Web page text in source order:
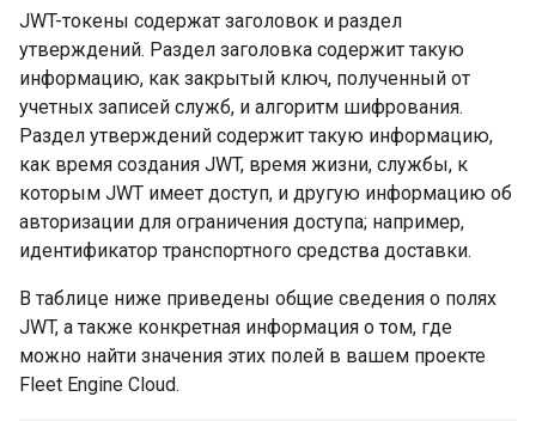
JWT-токены содержат заголовок и раздел
утверждений. Раздел заголовка содержит такую ​​
информацию, как закрытый ключ, полученный от
учетных записей служб, и алгоритм шифрования.
Раздел утверждений содержит такую ​​информацию,
как время создания JWT, время жизни, службы, к
которым JWT имеет доступ, и другую информацию об
авторизации для ограничения доступа; например,
идентификатор транспортного средства доставки.
В таблице ниже приведены общие сведения о полях
JWT, а также конкретная информация о том, где
можно найти значения этих полей в вашем проекте
Fleet Engine Cloud.